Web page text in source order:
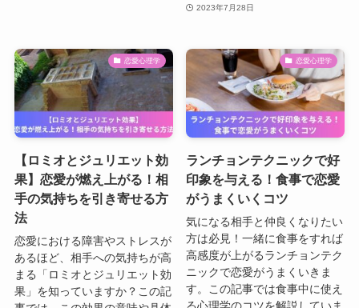
2023年7月28日
恋愛心理学
【ロミオとジュリエット効
果】恋愛が燃え上がる！相
手の気持ちを引き寄せる方
法
恋愛における障害やストレスが
あるほど、相手への気持ちが高
まる「ロミオとジュリエット効
果」を知っていますか？この記
恋愛心理学
ランチョンテクニックで好
印象を与える！食事で恋愛
がうまくいくコツ
気になる相手と仲良くなりたい
方は必見！一緒に食事をすれば
高感度が上がるランチョンテク
ニックで恋愛がうまくいきま
す。この記事では食事中に使え